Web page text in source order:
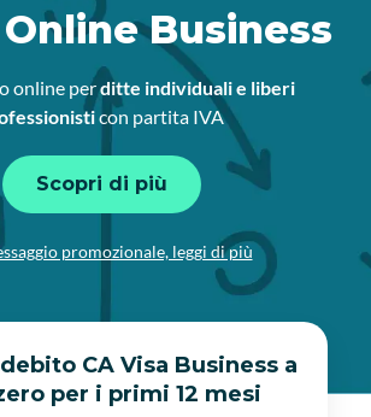
Business
online perditte individuali e liberi
con partita IVA
Scopri di più
promozionale, leggi di più
CA Visa Business a
per i primi 12 mesi